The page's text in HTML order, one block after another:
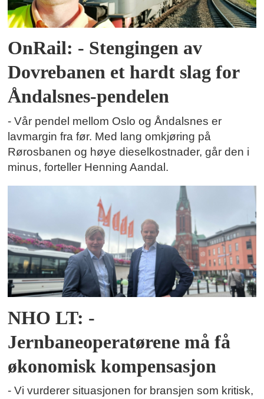
OnRail: - Stengingen av
Dovrebanen et hardt slag for
Åndalsnes-pendelen
- Vår pendel mellom Oslo og Åndalsnes er
lavmargin fra før. Med lang omkjøring på
Rørosbanen og høye dieselkostnader, går den i
minus, forteller Henning Aandal.
NHO LT: -
Jernbaneoperatørene må få
økonomisk kompensasjon
- Vi vurderer situasjonen for bransjen som kritisk,